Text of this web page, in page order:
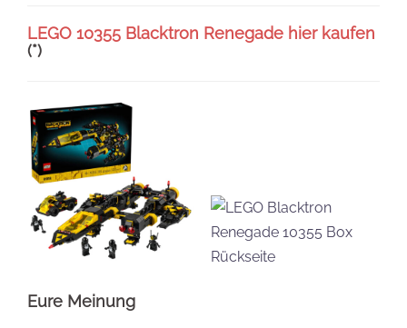
LEGO 10355 Blacktron Renegade hier kaufen
(*)
Eure Meinung